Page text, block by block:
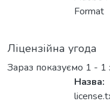
Format
Ліцензійна угода
Зараз показуємо 1 - 1
Назва: